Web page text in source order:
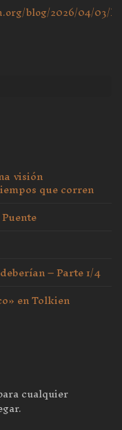
blog/2026/04/03/
visión
que corren
– Parte 1/4
en Tolkien
cualquier